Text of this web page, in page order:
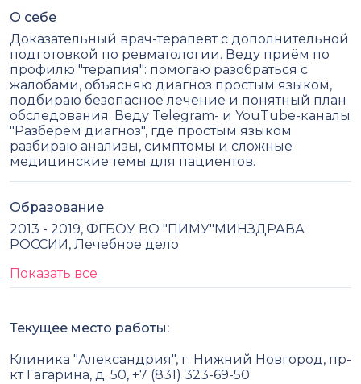
О себе
Доказательный врач-терапевт с дополнительной
подготовкой по ревматологии. Веду приём по
профилю "терапия": помогаю разобраться с
жалобами, объясняю диагноз простым языком,
подбираю безопасное лечение и понятный план
обследования. Веду Telegram- и YouTube-каналы
"Разберём диагноз", где простым языком
разбираю анализы, симптомы и сложные
медицинские темы для пациентов.
Образование
2013 - 2019, ФГБОУ ВО "ПИМУ"МИНЗДРАВА
РОССИИ, Лечебное дело
Показать все
Текущее место работы:
Клиника "Александрия", г. Нижний Новгород, пр-
кт Гагарина, д. 50, +7 (831) 323-69-50